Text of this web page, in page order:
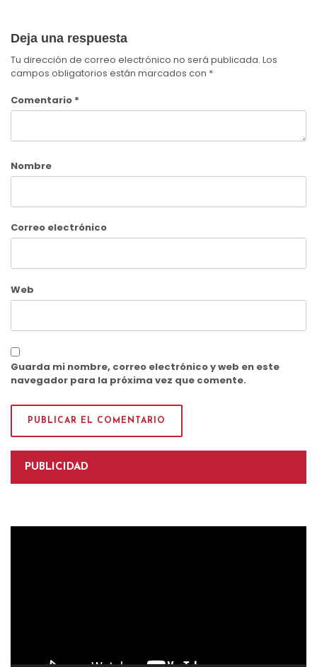
Deja una respuesta
Tu dirección de correo electrónico no será publicada. Los
campos obligatorios están marcados con *
Comentario *
Nombre
Correo electrónico
Web
Guarda mi nombre, correo electrónico y web en este
navegador para la próxima vez que comente.
PUBLICIDAD